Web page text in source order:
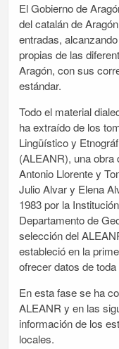
El Gobierno de
del catalán de
entradas,
propias de las
Aragón, con sus
estándar.
Todo el material
ha extraído de los
Lingüístico y
(ALEANR), una obra
Antonio Llorente y
Julio Alvar y Elena
1983 por la
Departamento de
selección del
estableció en la
ofrecer datos de
En esta fase se ha
ALEANR y en las
información de los
locales.